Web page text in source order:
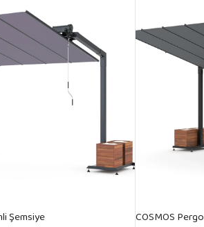
Şemsiye COSMOS